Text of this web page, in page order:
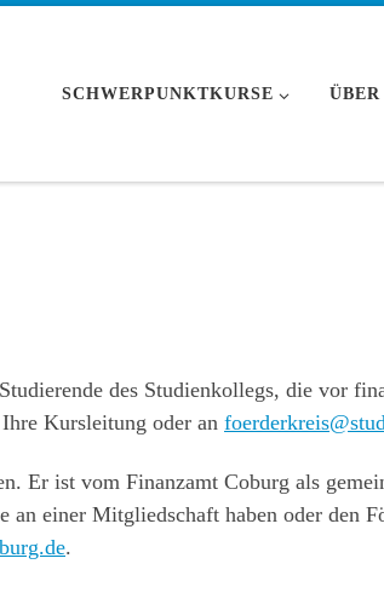
SCHWERPUNKTKURSE ÜBER
des Studienkollegs, die vor
Kursleitung oder an
Er ist vom Finanzamt Coburg als
an einer Mitgliedschaft haben oder den
.